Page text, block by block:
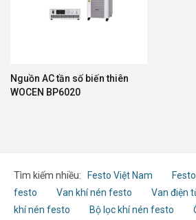
Nguồn AC tần số biến thiên
WOCEN BP6020
Tìm kiếm nhiều: Festo Việt Nam Festo
festo
Van khí nén festo Van điện
khí nén festo
Bộ lọc khí nén festo